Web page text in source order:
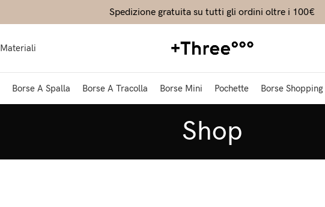
Materiali
Borse A Spalla Borse A Tracolla Borse Mini Pochette Borse Shopping
Shop
Spedizione gratuita su tutti gli ordini oltre i 100€